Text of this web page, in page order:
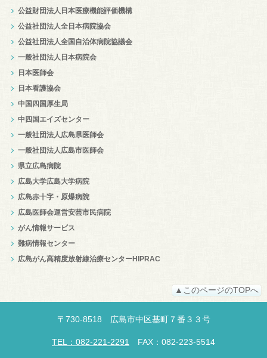
公益財団法人日本医療機能評価機構
公益社団法人全日本病院協会
公益社団法人全国自治体病院協議会
一般社団法人日本病院会
日本医師会
日本看護協会
中国四国厚生局
中四国エイズセンター
一般社団法人広島県医師会
一般社団法人広島市医師会
県立広島病院
広島大学広島大学病院
広島赤十字・原爆病院
広島医師会運営安芸市民病院
がん情報サービス
難病情報センター
広島がん高精度放射線治療センターHIPRAC
▲このページのTOPへ
〒 730-8518 広島市中区基町７番３３号
TEL：082-221-2291 FAX：082-223-5514